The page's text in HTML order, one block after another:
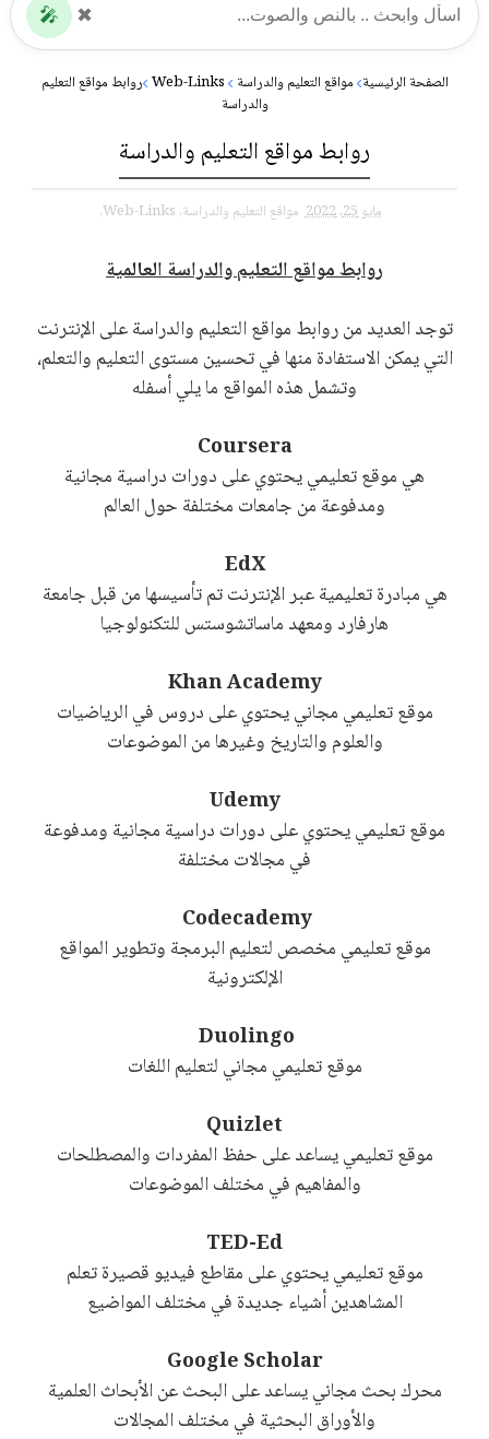
✖
🎤
الصفحة الرئيسية مواقع التعليم والدراسة Web-Links روابط مواقع التعليم
والدراسة
روابط مواقع التعليم والدراسة
مايو 25, 2022 مواقع التعليم والدراسة, Web-Links,
روابط مواقع التعليم والدراسة العالمية
توجد العديد من روابط مواقع التعليم والدراسة على الإنترنت
التي يمكن الاستفادة منها في تحسين مستوى التعليم والتعلم،
وتشمل هذه المواقع ما يلي أسفله
Coursera
هي موقع تعليمي يحتوي على دورات دراسية مجانية
ومدفوعة من جامعات مختلفة حول العالم
EdX
هي مبادرة تعليمية عبر الإنترنت تم تأسيسها من قبل جامعة
هارفارد ومعهد ماساتشوستس للتكنولوجيا
Khan Academy
موقع تعليمي مجاني يحتوي على دروس في الرياضيات
والعلوم والتاريخ وغيرها من الموضوعات
Udemy
موقع تعليمي يحتوي على دورات دراسية مجانية ومدفوعة
في مجالات مختلفة
Codecademy
موقع تعليمي مخصص لتعليم البرمجة وتطوير المواقع
الإلكترونية
Duolingo
موقع تعليمي مجاني لتعليم اللغات
Quizlet
موقع تعليمي يساعد على حفظ المفردات والمصطلحات
والمفاهيم في مختلف الموضوعات
TED-Ed
موقع تعليمي يحتوي على مقاطع فيديو قصيرة تعلم
المشاهدين أشياء جديدة في مختلف المواضيع
Google Scholar
محرك بحث مجاني يساعد على البحث عن الأبحاث العلمية
والأوراق البحثية في مختلف المجالات